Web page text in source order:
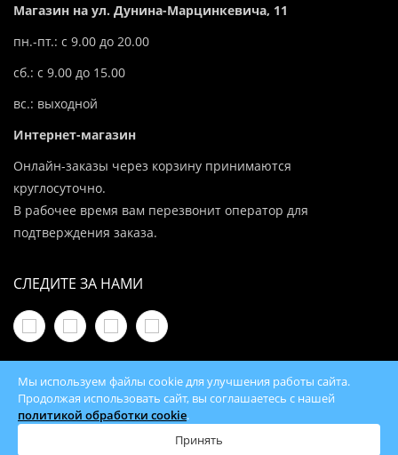
Магазин на ул. Дунина-Марцинкевича, 11
пн.-пт.: с 9.00 до 20.00
сб.: с 9.00 до 15.00
вс.: выходной
Интернет-магазин
Онлайн-заказы через корзину принимаются
круглосуточно.
В рабочее время вам перезвонит оператор для
подтверждения заказа.
СЛЕДИТЕ ЗА НАМИ
© 2026 100Kotlov.by — продажа отопительного
оборудования с доставкой по всей Беларуси
Мы используем файлы cookie для улучшения работы сайта.
Продолжая использовать сайт, вы соглашаетесь с нашей
политикой обработки cookie.
Принять